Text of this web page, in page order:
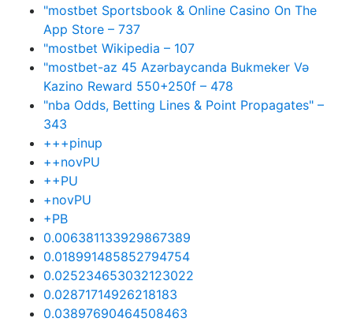
"‎mostbet Sportsbook & Online Casino On The
App Store – 737
"mostbet Wikipedia – 107
"mostbet-az 45 Azərbaycanda Bukmeker Və
Kazino Reward 550+250f – 478
"nba Odds, Betting Lines & Point Propagates" –
343
+++pinup
++novPU
++PU
+novPU
+PB
0.006381133929867389
0.018991485852794754
0.025234653032123022
0.02871714926218183
0.03897690464508463